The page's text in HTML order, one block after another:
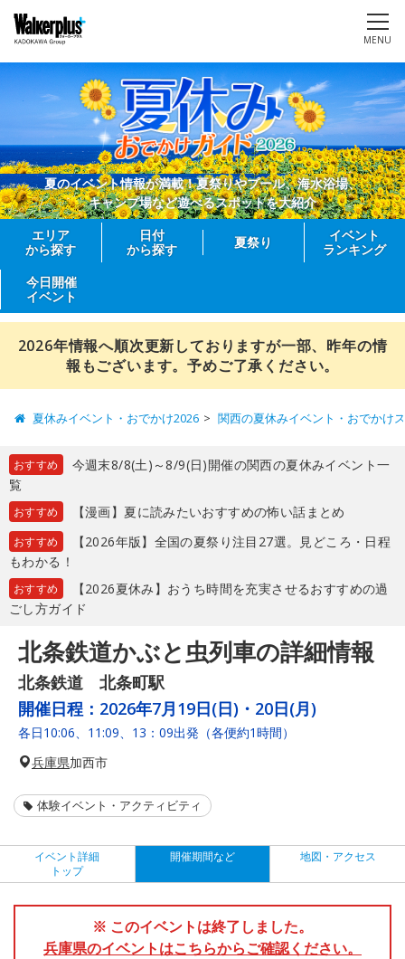
MENU
夏のイベント情報が満載！夏祭りやプール、海水浴場、
キャンプ場など遊べるスポットを大紹介
エリア
から探す
日付
から探す
夏祭り
イベント
ランキング
今日開催
イベント
2026年情報へ順次更新しておりますが一部、昨年の情
報もございます。予めご了承ください。
夏休みイベント・おでかけ2026 関西の夏休みイベント・おでかけ
おすすめ
今週末8/8(土)～8/9(日)開催の関西の夏休みイベント一
覧
おすすめ 【漫画】夏に読みたいおすすめの怖い話まとめ
おすすめ
【2026年版】全国の夏祭り注目27選。見どころ・日程
もわかる！
おすすめ
【2026夏休み】おうち時間を充実させるおすすめの過
ごし方ガイド
北条鉄道かぶと虫列車の詳細情報
北条鉄道 北条町駅
開催日程： 2026年7月19日(日)・20日(月)
各日10:06、11:09、13：09出発（各便約1時間）
兵庫県加西市
体験イベント・アクティビティ
イベント詳細
トップ
開催期間など 地図・アクセス
※ このイベントは終了しました。
兵庫県のイベントはこちらからご確認ください。